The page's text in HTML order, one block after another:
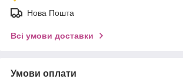
Нова Пошта
Всі умови доставки
Умови оплати